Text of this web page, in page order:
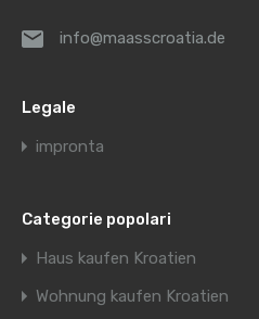
info@maasscroatia.de
Legale
impronta
Categorie popolari
Haus kaufen Kroatien
Wohnung kaufen Kroatien